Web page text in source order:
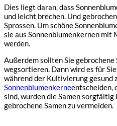
Dies liegt daran, dass
und leicht brechen. Und
Sprossen. Um schöne
sie aus Sonnenblumenkernen mit
werden.
Außerdem sollten Sie gebrochene
wegsortieren. Dann wird es für
während der Kultivierung gesund
Sonnenblumenkerneentscheiden,
sind, wurden die Samen sorgfältig
gebrochene Samen zu vermeiden.